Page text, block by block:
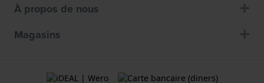
À propos de nous
Magasins